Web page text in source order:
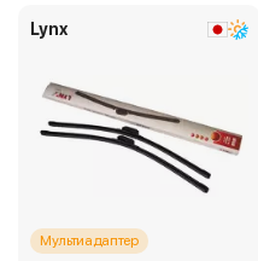
Lynx
Мультиадаптер